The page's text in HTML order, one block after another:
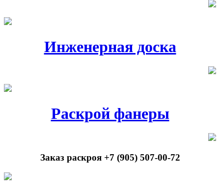
Инженерная доска
Раскрой фанеры
Заказ раскроя +7 (905) 507-00-72